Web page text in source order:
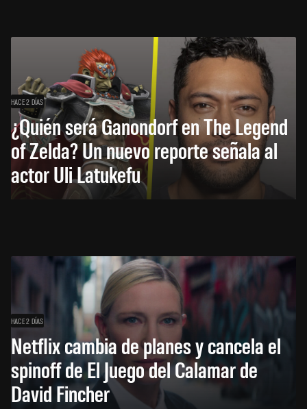
HACE 2 DÍAS
¿Quién será Ganondorf en The Legend
of Zelda? Un nuevo reporte señala al
actor Uli Latukefu
HACE 2 DÍAS
Netflix cambia de planes y cancela el
spinoff de El Juego del Calamar de
David Fincher